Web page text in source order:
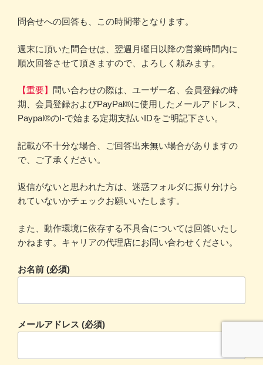
問合せへの回答も、この時間帯となります。
週末に頂いた問合せは、翌週月曜日以降の営業時間内に
順次回答させて頂きますので、よろしく頼みます。
【重要】 問い合わせの際は、ユーザー名、会員登録の時
期、会員登録およびPayPal®に使用したメールアドレス、
Paypal®のI-で始まる定期支払いIDをご明記下さい。
記載が不十分な場合、ご回答出来無い場合がありますの
で、ご了承ください。
返信がないと思われた方は、迷惑フォルダに振り分けら
れていないかチェックお願いいたします。
また、動作環境に依存する不具合については回答いたし
かねます。キャリアの代理店にお問い合わせください。
お名前 (必須)
メールアドレス (必須)